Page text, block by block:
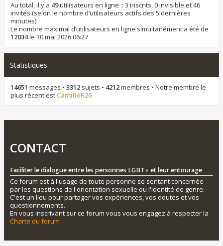
Au total, il y a 49utilisateurs en ligne :: 3 inscrits, 0 invisible et 46
invités (selon le nombre d’utilisateurs actifs des 5 dernières
minutes)
Le nombre maximal d’utilisateurs en ligne simultanément a été de
12034le 30 mai 2026 06:27
Statistiques
14651 messages • 3312 sujets • 4212membres • Notre membre le
plus récent est CamilleR26
CONTACT
Faciliter le dialogue entre les personnes LGBT+ et leur entourage
Ce forum est à l'usage de toute personne se sentant concernée
par les questions de l'orientation sexuelle ou l'identité de genre.
C'est un lieu pour partager vos expériences, vos doutes et vos
questionnements.
En vous inscrivant sur ce forum vous vous engagez à respecter la
Charte du forum